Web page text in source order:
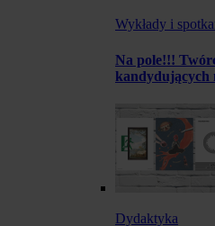
Wykłady i
Na pole!!!
kandydujących
Dydaktyka